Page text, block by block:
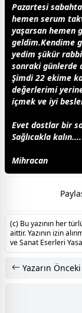
Pazartesi
hemen serum
yaşarsan hemen
geldim.Kendime
yedim şükür
sonraki günlerde
Şimdi 22 ekime
değerlerimi
içmek ve iyi
Evet dostlar bir
Sağlıcakla kalın....
Mihracan
(c) Bu yazının her
aittir. Yazının izin
ve Sanat Eserleri
Yazarın Önceki